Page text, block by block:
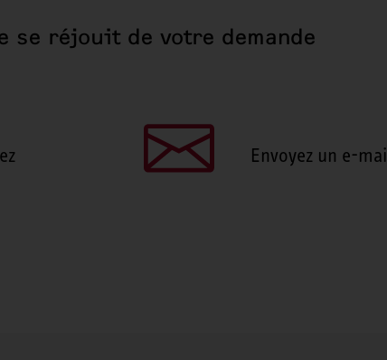
se réjouit de votre demande
Envoyez un e-mail